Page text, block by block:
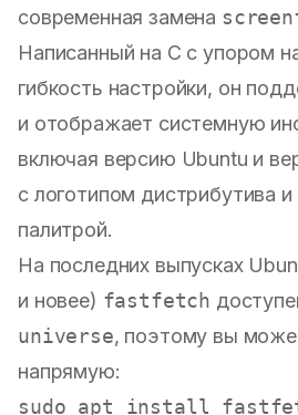
современная замена
Написанный на C с упором
гибкость настройки, он
и отображает системную
включая версию Ubuntu и
с логотипом дистрибутива
палитрой.
На последних выпусках
и новее) fastfetch
universe, поэтому вы
напрямую: